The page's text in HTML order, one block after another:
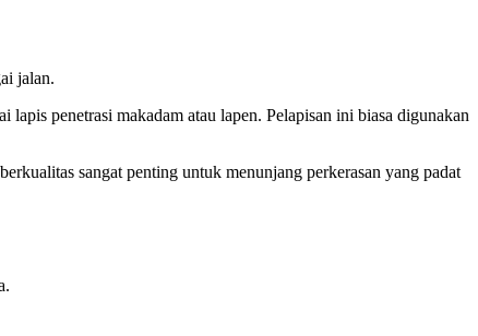
jalan.
penetrasi makadam atau lapen. Pelapisan ini biasa digunakan
sangat penting untuk menunjang perkerasan yang padat